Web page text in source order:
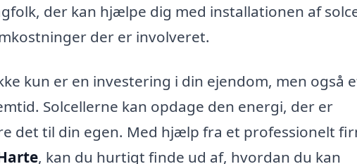
der kan hjælpe dig med installationen af
der er involveret.
kun er en investering i din ejendom, men også
Solcellerne kan opdage den energi, der er
det til din egen. Med hjælp fra et professionelt
, kan du hurtigt finde ud af, hvordan du kan